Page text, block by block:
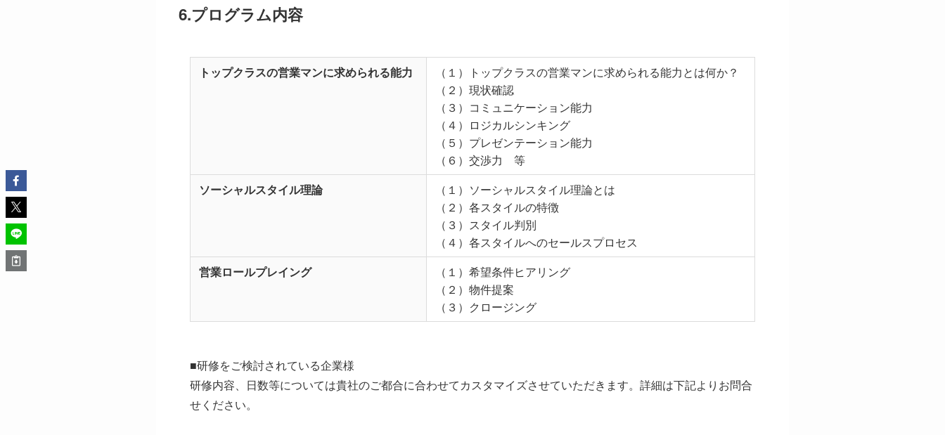
6.プログラム内容
トップクラスの営業マンに求められる能力
（１）トップクラスの営業マンに求められる能力とは何か？
（２）現状確認
（３）コミュニケーション能力
（４）ロジカルシンキング
（５）プレゼンテーション能力
（６）交渉力 等
ソーシャルスタイル理論
（１）ソーシャルスタイル理論とは
（２）各スタイルの特徴
（３）スタイル判別
（４）各スタイルへのセールスプロセス
営業ロールプレイング
（１）希望条件ヒアリング
（２）物件提案
（３）クロージング
■研修をご検討されている企業様
研修内容、日数等については貴社のご都合に合わせてカスタマイズさせていただきます。詳細は下記よりお問合
せください。